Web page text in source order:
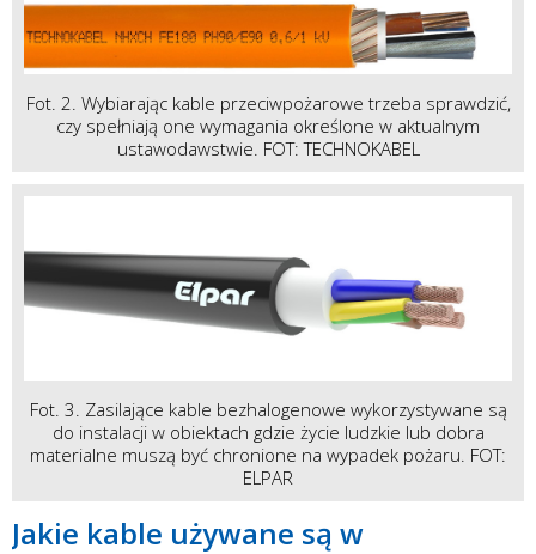
Fot. 2. Wybiarając kable przeciwpożarowe trzeba sprawdzić,
czy spełniają one wymagania określone w aktualnym
ustawodawstwie. FOT: TECHNOKABEL
Fot. 3. Zasilające kable bezhalogenowe wykorzystywane są
do instalacji w obiektach gdzie życie ludzkie lub dobra
materialne muszą być chronione na wypadek pożaru. FOT:
ELPAR
Jakie kable używane są w